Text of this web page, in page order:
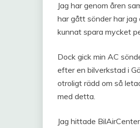
Jag har genom åren
har gått sönder har
kunnat spara mycket
Dock gick min AC
efter en bilverkstad i
otroligt rädd om så
med detta.
Jag hittade